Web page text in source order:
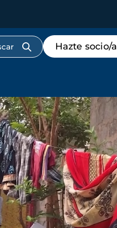
Menú
de
destacados
Hazte socio/a